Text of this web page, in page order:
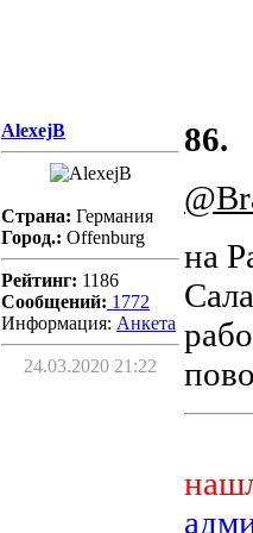
AlexejB
Страна: Германия
Город.: Offenburg
Рейтинг: 1186
Сообщений: 1772
Информация: Aнкета
24.03.2020 21:22
86.
на